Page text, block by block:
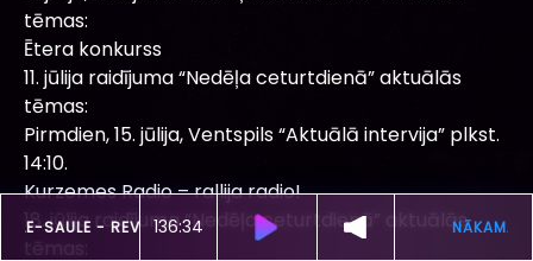
ŠOBRĪD SKAN SAULE-SAULE -REVOLVERI
136:30
tēmas:
Ētera konkurss
11. jūlija raidījuma “Nedēļa ceturtdienā” aktuālās
tēmas:
Pirmdien, 15. jūlija, Ventspils “Aktuālā intervija” plkst.
14:10.
Kurzemes Radio – rallija radio!
18. jūlija raidījuma “Nedēļa ceturtdienā” aktuālās
tēmas: